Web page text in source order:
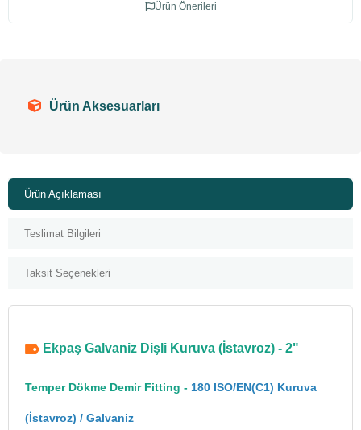
Ürün Önerileri
Ürün Aksesuarları
Ürün Açıklaması
Teslimat Bilgileri
Taksit Seçenekleri
Ekpaş Galvaniz Dişli Kuruva (İstavroz) - 2"
Temper Dökme Demir Fitting - 180 ISO/EN(C1) Kuruva
(İstavroz) / Galvaniz